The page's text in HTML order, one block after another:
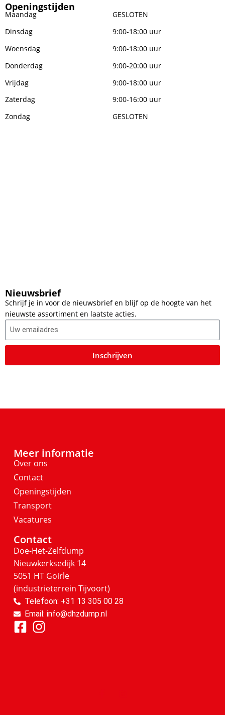
Openingstijden
Maandag
GESLOTEN
Dinsdag
9:00-18:00 uur
Woensdag
9:00-18:00 uur
Donderdag
9:00-20:00 uur
Vrijdag
9:00-18:00 uur
Zaterdag
9:00-16:00 uur
Zondag
GESLOTEN
Nieuwsbrief
Schrijf je in voor de nieuwsbrief en blijf op de hoogte van het
nieuwste assortiment en laatste acties.
Inschrijven
Meer informatie
Over ons
Contact
Openingstijden
Transport
Vacatures
Contact
Doe-Het-Zelfdump
Nieuwkerksedijk 14
5051 HT Goirle
(industrieterrein Tijvoort)
Telefoon: +31 13 305 00 28
Email: info@dhzdump.nl